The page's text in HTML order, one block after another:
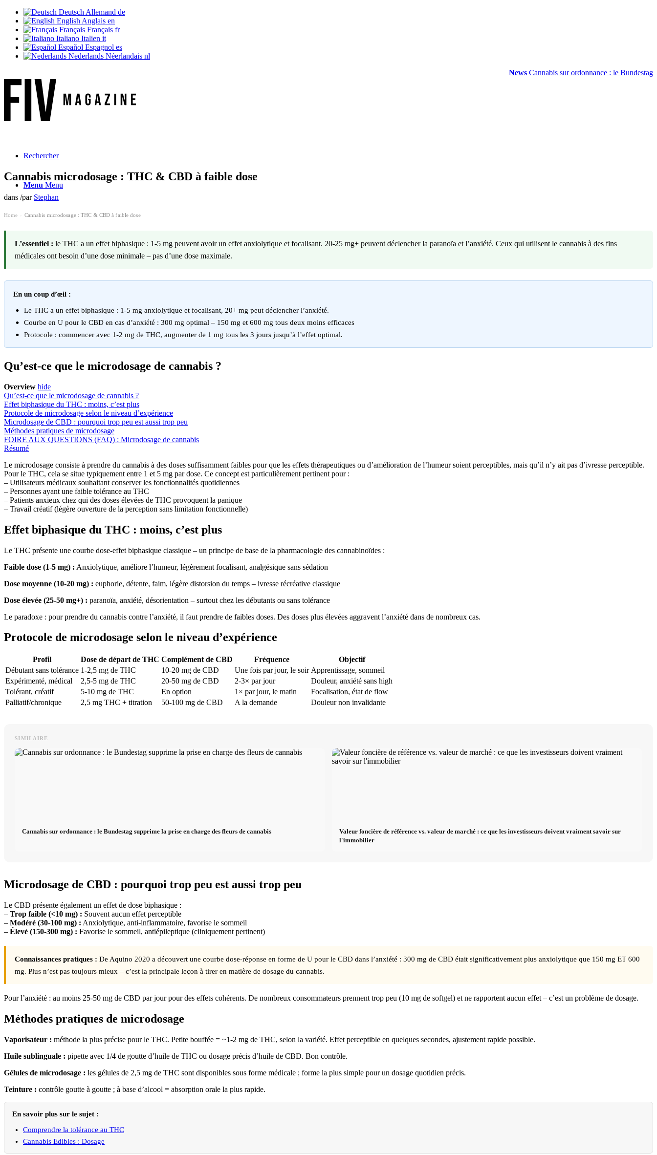
Deutsch Allemand de
English Anglais en
Français Français fr
Italiano Italien it
Español Espagnol es
Nederlands Néerlandais nl
News Cannabis sur ordonnance : le Bundestag
Rechercher
Menu Menu
Cannabis microdosage : THC & CBD à faible dose
dans /par Stephan
Home Cannabis microdosage : THC & CBD à faible dose
L’essentiel : le THC a un effet biphasique : 1-5 mg peuvent avoir un effet anxiolytique et focalisant. 20-25 mg+ peuvent déclencher la paranoïa et l’anxiété. Ceux qui utilisent le cannabis à des fins
médicales ont besoin d’une dose minimale – pas d’une dose maximale.
En un coup d’œil :
Le THC a un effet biphasique : 1-5 mg anxiolytique et focalisant, 20+ mg peut déclencher l’anxiété.
Courbe en U pour le CBD en cas d’anxiété : 300 mg optimal – 150 mg et 600 mg tous deux moins efficaces
Protocole : commencer avec 1-2 mg de THC, augmenter de 1 mg tous les 3 jours jusqu’à l’effet optimal.
Qu’est-ce que le microdosage de cannabis ?
Overview hide
Qu’est-ce que le microdosage de cannabis ?
Effet biphasique du THC : moins, c’est plus
Protocole de microdosage selon le niveau d’expérience
Microdosage de CBD : pourquoi trop peu est aussi trop peu
Méthodes pratiques de microdosage
FOIRE AUX QUESTIONS (FAQ) : Microdosage de cannabis
Résumé
Le microdosage consiste à prendre du cannabis à des doses suffisamment faibles pour que les effets thérapeutiques ou d’amélioration de l’humeur soient perceptibles, mais qu’il n’y ait pas d’ivresse perceptible.
Pour le THC, cela se situe typiquement entre 1 et 5 mg par dose. Ce concept est particulièrement pertinent pour :
– Utilisateurs médicaux souhaitant conserver les fonctionnalités quotidiennes
– Personnes ayant une faible tolérance au THC
– Patients anxieux chez qui des doses élevées de THC provoquent la panique
– Travail créatif (légère ouverture de la perception sans limitation fonctionnelle)
Effet biphasique du THC : moins, c’est plus
Le THC présente une courbe dose-effet biphasique classique – un principe de base de la pharmacologie des cannabinoïdes :
Faible dose (1-5 mg) : Anxiolytique, améliore l’humeur, légèrement focalisant, analgésique sans sédation
Dose moyenne (10-20 mg) : euphorie, détente, faim, légère distorsion du temps – ivresse récréative classique
Dose élevée (25-50 mg+) : paranoïa, anxiété, désorientation – surtout chez les débutants ou sans tolérance
Le paradoxe : pour prendre du cannabis contre l’anxiété, il faut prendre de faibles doses. Des doses plus élevées aggravent l’anxiété dans de nombreux cas.
Protocole de microdosage selon le niveau d’expérience
Profil Dose de départ de THC Complément de CBD Fréquence
Objectif
Débutant sans tolérance 1-2,5 mg de THC 10-20 mg de CBD Une fois par jour, le soir Apprentissage, sommeil
Expérimenté, médical
2,5-5 mg de THC 20-50 mg de CBD 2-3× par jour
Douleur, anxiété sans high
Tolérant, créatif
5-10 mg de THC En option 1× par jour, le matin
Focalisation, état de flow
Palliatif/chronique
2,5 mg THC + titration 50-100 mg de CBD A la demande Douleur non invalidante
SIMILAIRE
Cannabis sur ordonnance : le Bundestag supprime la prise en charge des fleurs de cannabis
Valeur foncière de référence vs. valeur de marché : ce que les investisseurs doivent vraiment savoir sur
l'immobilier
Microdosage de CBD : pourquoi trop peu est aussi trop peu
Le CBD présente également un effet de dose biphasique :
– Trop faible (<10 mg) : Souvent aucun effet perceptible
– Modéré (30-100 mg) : Anxiolytique, anti-inflammatoire, favorise le sommeil
– Élevé (150-300 mg) : Favorise le sommeil, antiépileptique (cliniquement pertinent)
Connaissances pratiques : De Aquino 2020 a découvert une courbe dose-réponse en forme de U pour le CBD dans l’anxiété : 300 mg de CBD était significativement plus anxiolytique que 150 mg ET 600
mg. Plus n’est pas toujours mieux – c’est la principale leçon à tirer en matière de dosage du cannabis.
Pour l’anxiété : au moins 25-50 mg de CBD par jour pour des effets cohérents. De nombreux consommateurs prennent trop peu (10 mg de softgel) et ne rapportent aucun effet – c’est un problème de dosage.
Méthodes pratiques de microdosage
Vaporisateur : méthode la plus précise pour le THC. Petite bouffée = ~1-2 mg de THC, selon la variété. Effet perceptible en quelques secondes, ajustement rapide possible.
Huile sublinguale : pipette avec 1/4 de goutte d’huile de THC ou dosage précis d’huile de CBD. Bon contrôle.
Gélules de microdosage : les gélules de 2,5 mg de THC sont disponibles sous forme médicale ; forme la plus simple pour un dosage quotidien précis.
Teinture : contrôle goutte à goutte ; à base d’alcool = absorption orale la plus rapide.
En savoir plus sur le sujet :
Comprendre la tolérance au THC
Cannabis Edibles : Dosage